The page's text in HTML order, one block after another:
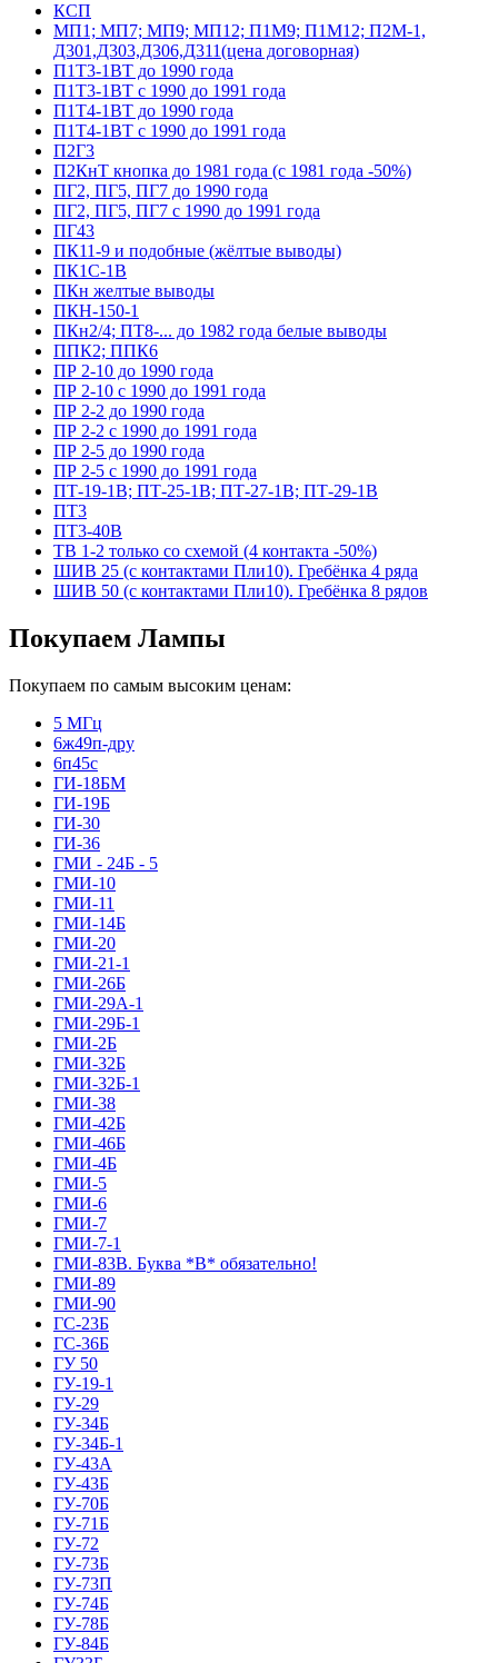
КСП
МП1; МП7; МП9; МП12; П1М9; П1М12; П2М-1,
Д301,Д303,Д306,Д311(цена договорная)
П1Т3-1ВТ до 1990 года
П1Т3-1ВТ с 1990 до 1991 года
П1Т4-1ВТ до 1990 года
П1Т4-1ВТ с 1990 до 1991 года
П2Г3
П2КнТ кнопка до 1981 года (с 1981 года -50%)
ПГ2, ПГ5, ПГ7 до 1990 года
ПГ2, ПГ5, ПГ7 с 1990 до 1991 года
ПГ43
ПК11-9 и подобные (жёлтые выводы)
ПК1С-1В
ПКн желтые выводы
ПКН-150-1
ПКн2/4; ПТ8-... до 1982 года белые выводы
ППК2; ППК6
ПР 2-10 до 1990 года
ПР 2-10 с 1990 до 1991 года
ПР 2-2 до 1990 года
ПР 2-2 с 1990 до 1991 года
ПР 2-5 до 1990 года
ПР 2-5 с 1990 до 1991 года
ПТ-19-1В; ПТ-25-1В; ПТ-27-1В; ПТ-29-1В
ПТ3
ПТ3-40В
ТВ 1-2 только со схемой (4 контакта -50%)
ШИВ 25 (с контактами Пли10). Гребёнка 4 ряда
ШИВ 50 (с контактами Пли10). Гребёнка 8 рядов
Покупаем Лампы
Покупаем по самым высоким ценам:
5 МГц
6ж49п-дру
6п45с
ГИ-18БМ
ГИ-19Б
ГИ-30
ГИ-36
ГМИ - 24Б - 5
ГМИ-10
ГМИ-11
ГМИ-14Б
ГМИ-20
ГМИ-21-1
ГМИ-26Б
ГМИ-29А-1
ГМИ-29Б-1
ГМИ-2Б
ГМИ-32Б
ГМИ-32Б-1
ГМИ-38
ГМИ-42Б
ГМИ-46Б
ГМИ-4Б
ГМИ-5
ГМИ-6
ГМИ-7
ГМИ-7-1
ГМИ-83В. Буква *В* обязательно!
ГМИ-89
ГМИ-90
ГС-23Б
ГС-36Б
ГУ 50
ГУ-19-1
ГУ-29
ГУ-34Б
ГУ-34Б-1
ГУ-43А
ГУ-43Б
ГУ-70Б
ГУ-71Б
ГУ-72
ГУ-73Б
ГУ-73П
ГУ-74Б
ГУ-78Б
ГУ-84Б